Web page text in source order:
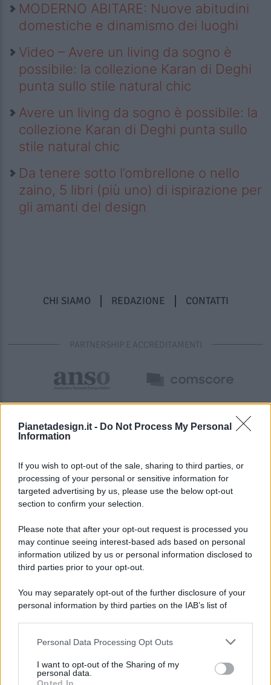
Pianetadesign.it - Do Not Process My Personal
Information
If you wish to opt-out of the sale, sharing to third parties, or
processing of your personal or sensitive information for
targeted advertising by us, please use the below opt-out
section to confirm your selection.
Please note that after your opt-out request is processed you
may continue seeing interest-based ads based on personal
information utilized by us or personal information disclosed to
third parties prior to your opt-out.
You may separately opt-out of the further disclosure of your
personal information by third parties on the IAB’s list of
This information may also be disclosed by us to third parties
disclose it to other third parties.
Personal Data Processing Opt Outs
I want to opt-out of the Sharing of my
personal data.
MODERNO ABITARE: Nuove abitudini
domestiche e dinamismo dei luoghi
Video – Avere un living da sogno è
possibile: la collezione Karan di Deghi
punta sullo stile natural chic
Avere un living da sogno è possibile: la
collezione Karan di Deghi punta sullo
stile natural chic
Da tenere sotto l’ombrellone o nello
zaino, 5 libri (più uno) di ispirazione per
gli amanti del design
CHI SIAMO REDAZIONE CONTATTI
PARTNERSHIP E ACCREDITAMENTI
© 2026 - Pianeta Design - P.IVA 04827280654 - Testata
Registrata Al Tribunale Di Nocera Inferiore N. 8/2020 - RG N.
ISCRIZIONE AL ROC N. 35792 – ISCRITTA ALL’ANSO
(ASSOCIAZIONE NAZIONALE STAMPA ONLINE)
PREFERENZE PRIVACY